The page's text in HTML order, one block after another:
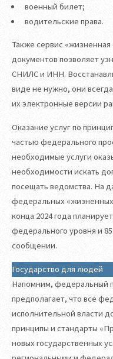
военный билет;
водительские права.
Также сервис «жизненная
документов позволяет
СНИЛС и ИНН.
виде не нужно, они
их электронные версии
Оказание услуг по
частью федерального
необходимые услуги
необходимости искать
посещать ведомства. На
федеральных
конца 2024 года
федерального уровня и
сообщении.
Государство для людей
Напомним, федеральный
предполагает, что все
исполнительной власти
принципы и стандарты
новых государственных